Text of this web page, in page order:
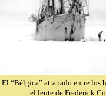
El “Bélgica” atrapado entre los
el lente de Frederick